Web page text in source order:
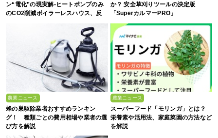
ン“電化”の現実解-ヒートポンプのみ
のCO2削減ボイラーレスハウス、反
か？ 安全草刈りツールの決定版
「SuperカルマーPRO」
農業ニュース
蜂の巣駆除業者おすすめランキン
グ！ 種類ごとの費用相場や業者の選
び方を解説
農業ニュース
スーパーフード「モリンガ」とは？
栄養素や活用法、家庭菜園の方法など
を解説